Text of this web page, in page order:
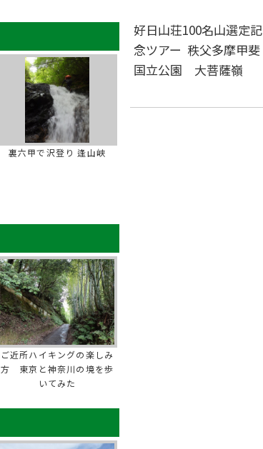
裏六甲で沢登り 逢山峡
ご近所ハイキングの楽しみ
方 東京と神奈川の境を歩
いてみた
好日山荘100名山選定記
念ツアー 秩父多摩甲斐
国立公園 大菩薩嶺